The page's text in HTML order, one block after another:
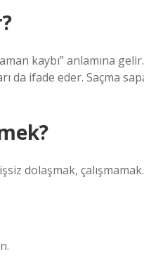
kaybı” anlamına
da ifade eder. Saçma
dolaşmak, çalışmamak.